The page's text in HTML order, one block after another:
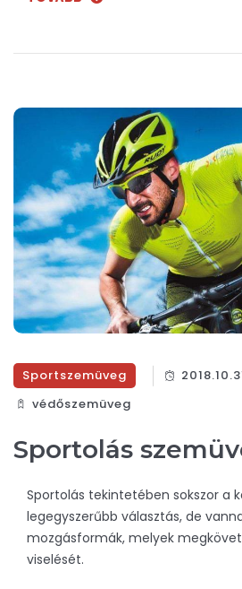
Sportszemüveg
védőszemüveg
Sportolás
Sportolás tekintetében sokszor a
legegyszerűbb választás, de
mozgásformák, melyek
viselését.